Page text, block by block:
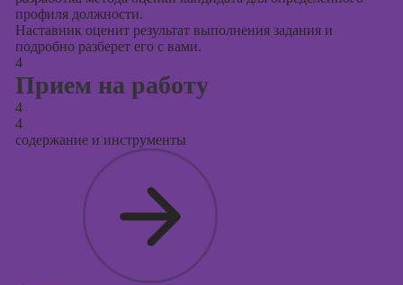
профиля должности.
Наставник оценит результат выполнения задания и
подробно разберет его с вами.
4
Прием на работу
4
4
содержание и инструменты